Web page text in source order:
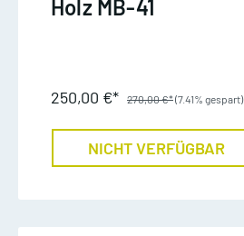
Holz MB-41
250,00 €* 270,00 €*(7.41% gespart)
NICHT VERFÜGBAR